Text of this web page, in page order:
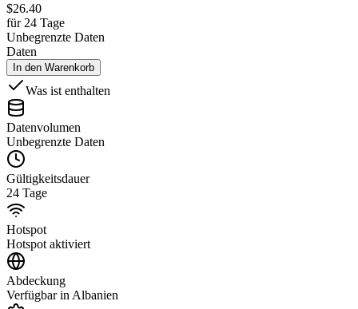
$26.40
für 24 Tage
Unbegrenzte Daten
Daten
In den Warenkorb
Was ist enthalten
Datenvolumen
Unbegrenzte Daten
Gültigkeitsdauer
24 Tage
Hotspot
Hotspot aktiviert
Abdeckung
Verfügbar in Albanien